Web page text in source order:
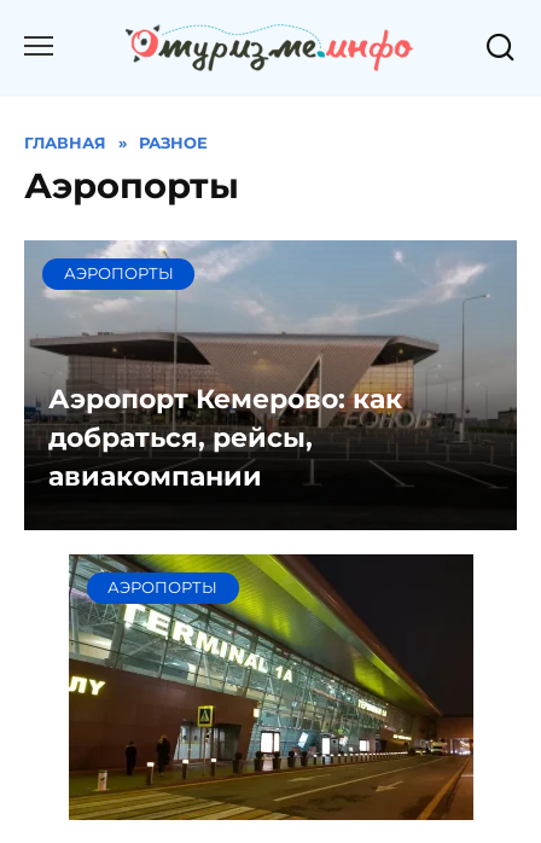
ГЛАВНАЯ » РАЗНОЕ
Аэропорты
АЭРОПОРТЫ
Аэропорт Кемерово: как
добраться, рейсы,
авиакомпании
АЭРОПОРТЫ